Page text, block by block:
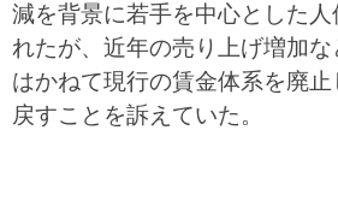
減を背景に若手を中心とした
れたが、近年の売り上げ増加な
はかねて現行の賃金体系を廃
戻すことを訴えていた。